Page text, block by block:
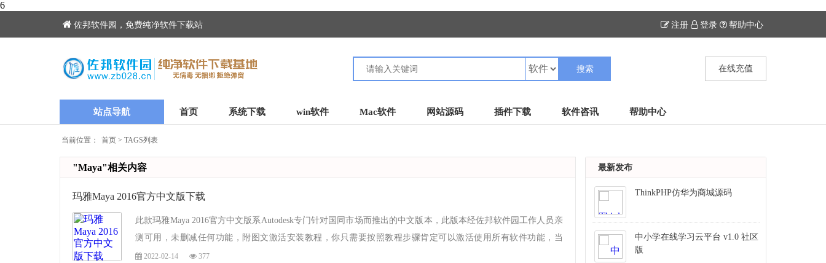
6
佐邦软件园，免费纯净软件下载站 注册 登录 帮助中心
在线充值
站点导航 首页 系统下载 win软件 Mac软件 网站源码 插件下载 软件咨讯 帮助中心
当前位置： 首页 > TAGS列表
"Maya"相关内容
玛雅Maya 2016官方中文版下载
此款玛雅Maya 2016官方中文版系Autodesk专门针对国同市场而推出的中文版本，此版本经佐邦软件园工作人员亲
测可用，未删减任何功能，附图文激活安装教程，你只需要按照教程步骤肯定可以激活使用所有软件功能，当
然，如果你需要商...
2022-02-14 377
最新发布
ThinkPHP仿华为商城源码
中小学在线学习云平台 v1.0 社区
版